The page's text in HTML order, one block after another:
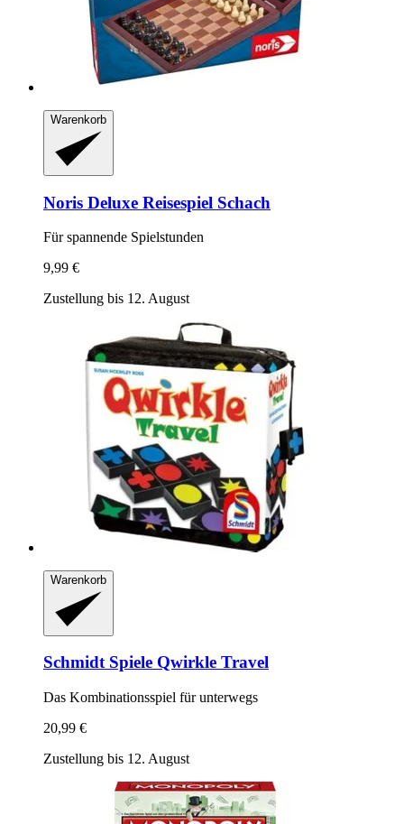
Warenkorb
Noris Deluxe Reisespiel Schach
Für spannende Spielstunden
9,99 €
Zustellung bis 12. August
Warenkorb
Schmidt Spiele Qwirkle Travel
Das Kombinationsspiel für unterwegs
20,99 €
Zustellung bis 12. August